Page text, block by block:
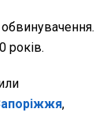
років.
,